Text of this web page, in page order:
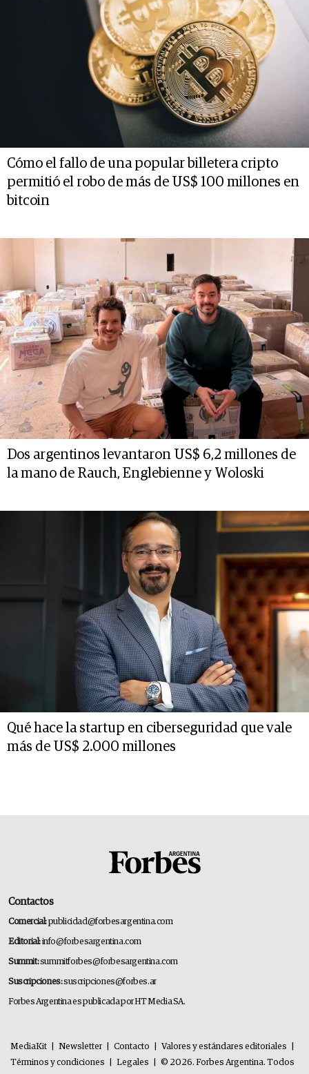
Cómo el fallo de una popular billetera cripto
permitió el robo de más de US$ 100 millones en
bitcoin
Dos argentinos levantaron US$ 6,2 millones de
la mano de Rauch, Englebienne y Woloski
Qué hace la startup en ciberseguridad que vale
más de US$ 2.000 millones
Contactos
Comercial:publicidad@forbesargentina.com
Editorial:info@forbesargentina.com
Summit:summitforbes@forbesargentina.com
Suscripciones:suscripciones@forbes.ar
Forbes Argentina es publicada por HT Media SA.
MediaKit Newsletter Contacto Valores y estándares editoriales
Términos y condiciones
Legales
© 2026. Forbes Argentina. Todos